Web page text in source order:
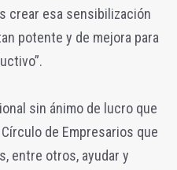
crear esa sensibilización
potente y de mejora para
sin ánimo de lucro que
de Empresarios que
entre otros, ayudar y